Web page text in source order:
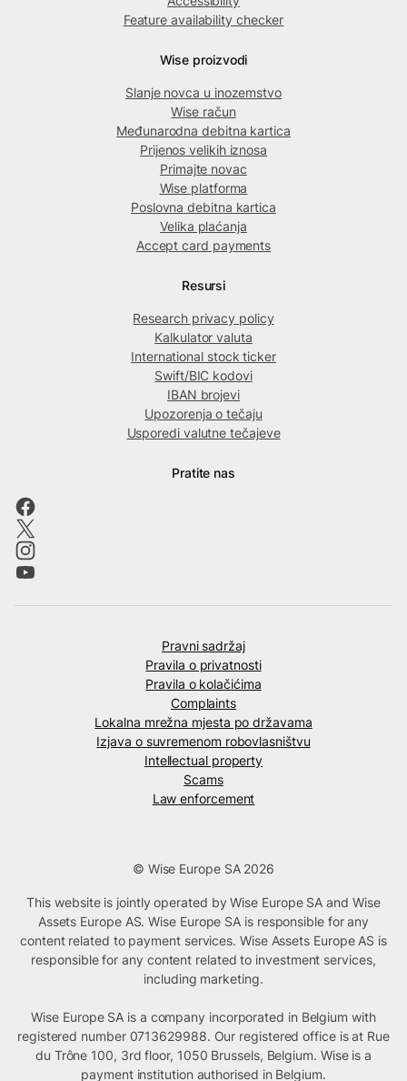
Feature availability checker
Wise proizvodi
Slanje novca u inozemstvo
Wise račun
Međunarodna debitna kartica
Prijenos velikih iznosa
Primajte novac
Wise platforma
Poslovna debitna kartica
Velika plaćanja
Accept card payments
Resursi
Research privacy policy
Kalkulator valuta
International stock ticker
Swift/BIC kodovi
IBAN brojevi
Upozorenja o tečaju
Usporedi valutne tečajeve
Pratite nas
Pravni sadržaj
Pravila o privatnosti
Pravila o kolačićima
Complaints
Lokalna mrežna mjesta po državama
Izjava o suvremenom robovlasništvu
Intellectual property
Scams
Law enforcement
© Wise Europe SA 2026
This website is jointly operated by Wise Europe SA and Wise
Assets Europe AS. Wise Europe SA is responsible for any
content related to payment services. Wise Assets Europe AS is
responsible for any content related to investment services,
including marketing.
Wise Europe SA is a company incorporated in Belgium with
registered number 0713629988. Our registered office is at Rue
du Trône 100, 3rd floor, 1050 Brussels, Belgium. Wise is a
payment institution authorised in Belgium.